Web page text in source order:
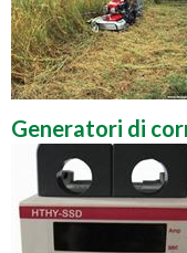
Generatori di